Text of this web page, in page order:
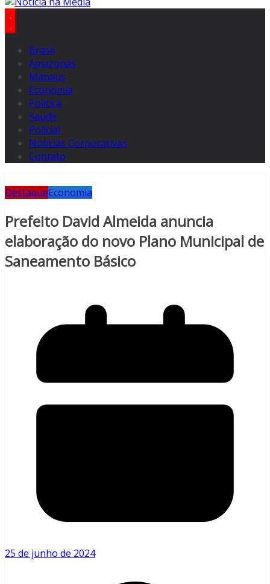
Brasil
Amazonas
Manaus
Economia
Politica
Saúde
Policial
Notícias Corporativas
Contato
DestaqueEconomia
Prefeito David Almeida anuncia
elaboração do novo Plano Municipal de
Saneamento Básico
25 de junho de 2024